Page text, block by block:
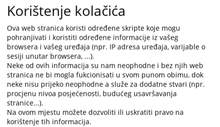
Prateći dokumenti
Lista brisanih poslovnih subjekata Okružnog
privrednog suda u Istočnom Sarajevu
Korištenje kolačića
Ova web stranica koristi određene skripte koje mogu
pohranjivati i koristiti određene informacije iz vašeg
browsera i vašeg uređaja (npr. IP adresa uređaja, varijable o
sesiji unutar browsera, ...).
Neke od ovih informacija su nam neophodne i bez njih web
stranica ne bi mogla fukcionisati u svom punom obimu, dok
neke nisu prijeko neophodne a služe za dodatne stvari (npr.
procjenu nivoa posjećenosti, budućeg usavršavanja
stranice...).
Na ovom mjestu možete dozvoliti ili uskratiti pravo na
korištenje tih informacija.